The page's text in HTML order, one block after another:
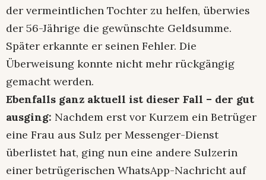
der vermeintlichen Tochter zu helfen, überwies
der 56-Jährige die gewünschte Geldsumme.
Später erkannte er seinen Fehler. Die
Überweisung konnte nicht mehr rückgängig
gemacht werden.
Ebenfalls ganz aktuell ist dieser Fall – der gut
ausging: Nachdem erst vor Kurzem ein Betrüger
eine Frau aus Sulz per Messenger-Dienst
überlistet hat, ging nun eine andere Sulzerin
einer betrügerischen WhatsApp-Nachricht auf